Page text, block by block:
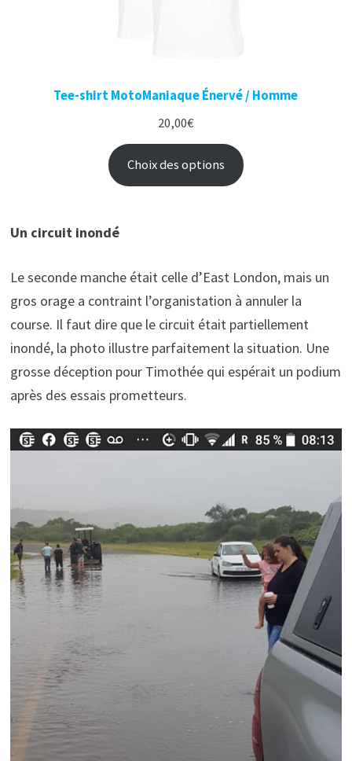
Tee-shirt MotoManiaque Énervé / Homme
20,00€
Choix des options
Un circuit inondé
Le seconde manche était celle d’East London, mais un
gros orage a contraint l’organistation à annuler la
course. Il faut dire que le circuit était partiellement
inondé, la photo illustre parfaitement la situation. Une
grosse déception pour Timothée qui espérait un podium
après des essais prometteurs.